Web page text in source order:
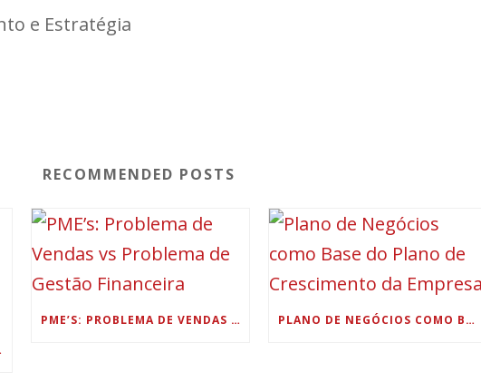
e Estratégia
RECOMMENDED POSTS
PELA AT
PME’S: PROBLEMA DE VENDAS VS PROBLEMA DE GESTÃO FINANCEIRA PLANO DE NEGÓCIOS COMO BASE DO PLANO DE CRESCIMENTO DA EMPRESA